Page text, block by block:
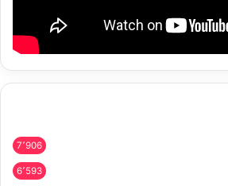
7٬906
6٬593